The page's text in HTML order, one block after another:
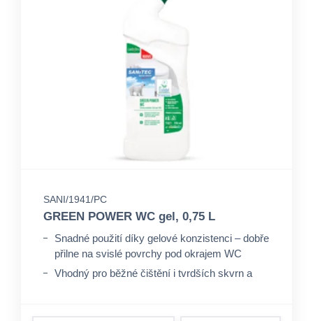
SANI/1941/PC
GREEN POWER WC gel, 0,75 L
Snadné použití díky gelové konzistenci – dobře
přilne na svislé povrchy pod okrajem WC
Vhodný pro běžné čištění i tvrdších skvrn a